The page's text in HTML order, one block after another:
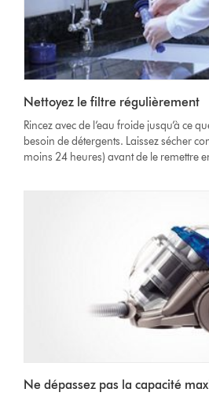
Nettoyez le filtre régulièrement
Rincez avec de l’eau froide jusqu’à ce
besoin de détergents. Laissez sécher
moins 24 heures) avant de le remettre
Ne dépassez pas la capacité